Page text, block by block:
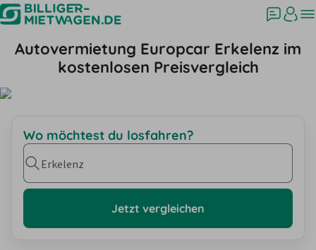
Autovermietung Europcar Erkelenz im
kostenlosen Preisvergleich
Wo möchtest du losfahren?
Erkelenz
Jetzt vergleichen